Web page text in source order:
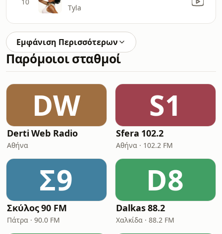
Tyla
Εμφάνιση Περισσότερων
Παρόμοιοι σταθμοί
DW
Derti Web Radio
Αθήνα
S1
Sfera 102.2
Αθήνα · 102.2 FM
Σ9
Σκύλος 90 FM
Πάτρα · 90.0 FM
D8
Dalkas 88.2
Χαλκίδα · 88.2 FM